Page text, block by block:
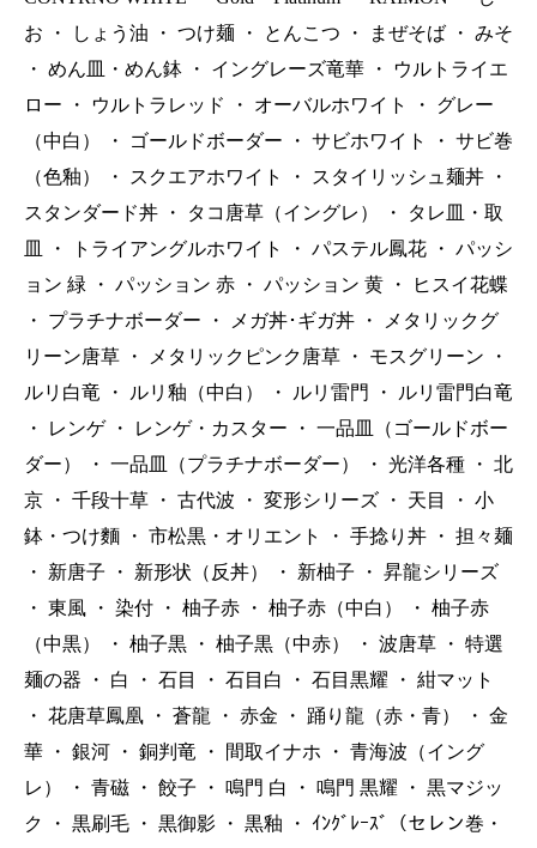
お
・ しょう油 ・ つけ麺 ・ とんこつ ・ まぜそば ・ みそ
・ めん皿・めん鉢 ・ イングレーズ竜華 ・
ウルトライエ
ロー
・ ウルトラレッド ・ オーバルホワイト ・
グレー
（中白）
・ ゴールドボーダー ・ サビホワイト ・ サビ巻
（色釉）
・ スクエアホワイト ・ スタイリッシュ麺丼
・
スタンダード丼
・ タコ唐草（イングレ） ・
タレ皿・取
皿
・ トライアングルホワイト ・ パステル鳳花 ・ パッシ
ョン 緑
・ パッション 赤 ・ パッション 黄 ・
ヒスイ花蝶
・
プラチナボーダー ・ メガ丼･ギガ丼 ・
メタリックグ
リーン唐草
・ メタリックピンク唐草 ・ モスグリーン
・
ルリ白竜
・ ルリ釉（中白） ・ ルリ雷門 ・
ルリ雷門白竜
・
レンゲ ・ レンゲ・カスター ・ 一品皿（ゴールドボー
ダー）
・ 一品皿（プラチナボーダー） ・ 光洋各種 ・ 北
京
・ 千段十草 ・ 古代波 ・ 変形シリーズ ・ 天目 ・ 小
鉢・つけ麵
・ 市松黒・オリエント ・ 手捻り丼 ・ 担々麺
・
新唐子 ・ 新形状（反丼） ・ 新柚子 ・ 昇龍シリーズ
・ 東風 ・ 染付 ・ 柚子赤 ・ 柚子赤（中白） ・ 柚子赤
（中黒）
・ 柚子黒 ・ 柚子黒（中赤） ・ 波唐草 ・ 特選
麺の器
・ 白 ・ 石目 ・ 石目白 ・ 石目黒耀 ・ 紺マット
・ 花唐草鳳凰 ・ 蒼龍 ・ 赤金 ・ 踊り龍（赤・青） ・ 金
華
・ 銀河 ・ 銅判竜 ・ 間取イナホ ・ 青海波（イング
レ）
・ 青磁 ・ 餃子 ・ 鳴門 白 ・ 鳴門 黒耀 ・ 黒マジッ
ク
・ 黒刷毛 ・ 黒御影 ・ 黒釉 ・
ｲﾝｸﾞﾚｰｽﾞ（セレン巻・